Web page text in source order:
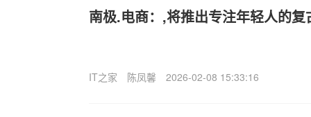
南极.电商：,将推出专注年轻人的复
IT之家 陈凤馨 2026-02-08 15:33:16